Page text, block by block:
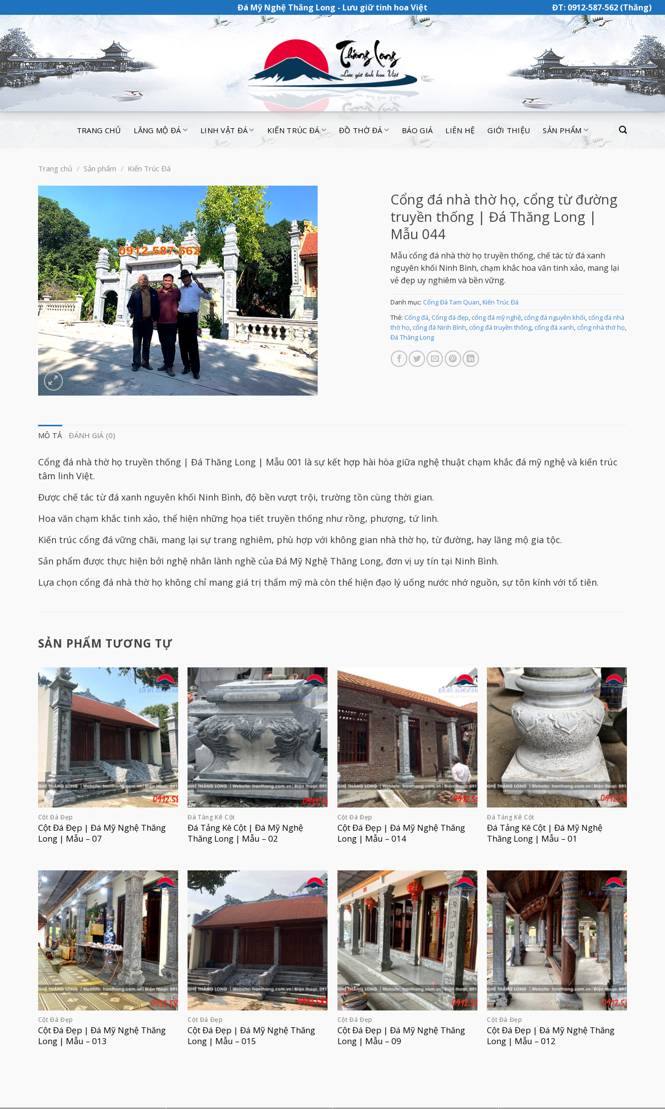
Đá Mỹ Nghệ Thăng Long - Lưu giữ tinh hoa Việt ĐT: 0912-587-562 (Thăng)
TRANG CHỦ LĂNG MỘ ĐÁ LINH VẬT ĐÁ KIẾN TRÚC ĐÁ ĐỒ THỜ ĐÁ BÁO GIÁ LIÊN HỆ GIỚI THIỆU SẢN PHẨM
Trang chủ / Sản phẩm / Kiến Trúc Đá
Cổng đá nhà thờ họ, cổng từ đường
truyền thống | Đá Thăng Long |
Mẫu 044
Mẫu cổng đá nhà thờ họ truyền thống, chế tác từ đá xanh
nguyên khối Ninh Bình, chạm khắc hoa văn tinh xảo, mang lại
vẻ đẹp uy nghiêm và bền vững.
Danh mục: Cổng Đá Tam Quan Kiến Trúc Đá
Thẻ: Cổng đá Cổng đá đẹp cổng đá mỹ nghệ, cổng đá nguyên khối cổng đá nhà
thờ họ cổng đá Ninh Bình cổng đá truyền thống, cổng đá xanh cổng nhà thờ họ
Đá Thăng Long
MÔ TẢ ĐÁNH GIÁ (0)
Cổng đá nhà thờ họ truyền thống | Đá Thăng Long | Mẫu 001 là sự kết hợp hài hòa giữa nghệ thuật chạm khắc đá mỹ nghệ và kiến trúc
tâm linh Việt.
Được chế tác từ đá xanh nguyên khối Ninh Bình, độ bền vượt trội, trường tồn cùng thời gian.
Hoa văn chạm khắc tinh xảo, thể hiện những họa tiết truyền thống như rồng, phượng, tứ linh.
Kiến trúc cổng đá vững chãi, mang lại sự trang nghiêm, phù hợp với không gian nhà thờ họ, từ đường, hay lăng mộ gia tộc.
Sản phẩm được thực hiện bởi nghệ nhân lành nghề của Đá Mỹ Nghệ Thăng Long, đơn vị uy tín tại Ninh Bình.
Lựa chọn cổng đá nhà thờ họ không chỉ mang giá trị thẩm mỹ mà còn thể hiện đạo lý uống nước nhớ nguồn, sự tôn kính với tổ tiên.
SẢN PHẨM TƯƠNG TỰ
Cột Đá Đẹp
Cột Đá Đẹp | Đá Mỹ Nghệ Thăng
Long | Mẫu – 07
Đá Tảng Kê Cột
Đá Tảng Kê Cột | Đá Mỹ Nghệ
Thăng Long | Mẫu – 02
Cột Đá Đẹp
Cột Đá Đẹp | Đá Mỹ Nghệ Thăng
Long | Mẫu – 014
Đá Tảng Kê Cột
Đá Tảng Kê Cột | Đá Mỹ Nghệ
Thăng Long | Mẫu – 01
Cột Đá Đẹp
Cột Đá Đẹp | Đá Mỹ Nghệ Thăng
Long | Mẫu – 013
Cột Đá Đẹp
Cột Đá Đẹp | Đá Mỹ Nghệ Thăng
Long | Mẫu – 015
Cột Đá Đẹp
Cột Đá Đẹp | Đá Mỹ Nghệ Thăng
Long | Mẫu – 09
Cột Đá Đẹp
Cột Đá Đẹp | Đá Mỹ Nghệ Thăng
Long | Mẫu – 012